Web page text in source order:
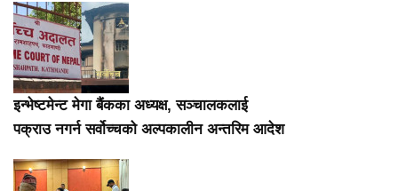
इन्भेष्टमेन्ट मेगा बैंकका अध्यक्ष, सञ्चालकलाई
पक्राउ नगर्न सर्वोच्चको अल्पकालीन अन्तरिम आदेश